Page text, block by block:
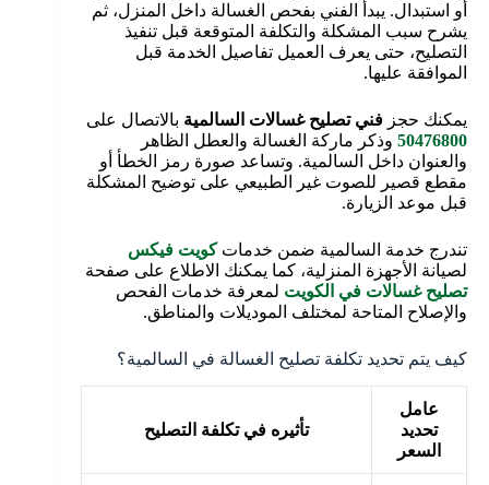
أو استبدال. يبدأ الفني بفحص الغسالة داخل المنزل، ثم
يشرح سبب المشكلة والتكلفة المتوقعة قبل تنفيذ
التصليح، حتى يعرف العميل تفاصيل الخدمة قبل
الموافقة عليها.
يمكنك حجز فني تصليح غسالات السالمية بالاتصال على
50476800 وذكر ماركة الغسالة والعطل الظاهر
والعنوان داخل السالمية. وتساعد صورة رمز الخطأ أو
مقطع قصير للصوت غير الطبيعي على توضيح المشكلة
قبل موعد الزيارة.
تندرج خدمة السالمية ضمن خدماتكويت فيكس
لصيانة الأجهزة المنزلية، كما يمكنك الاطلاع على صفحة
تصليح غسالات في الكويت لمعرفة خدمات الفحص
والإصلاح المتاحة لمختلف الموديلات والمناطق.
كيف يتم تحديد تكلفة تصليح الغسالة في السالمية؟
عامل
تحديد
السعر
تأثيره في تكلفة التصليح